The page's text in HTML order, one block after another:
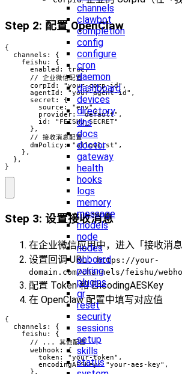
channels
clawbot
completion
config
configure
cron
daemon
dashboard
devices
directory
dns
docs
doctor
gateway
health
hooks
logs
memory
message
models
node
nodes
onboard
pairing
plugins
qr
reset
security
sessions
setup
skills
status
Step 2: 配置 OpenClaw
{
  channels: {
    feishu: {
      enabled: true,
      // 企业微信配置
      corpId: "your-corp-id",
      agentId: "your-agent-id",
      secret: {
        source: "env",
        provider: "default",
        id: "FEISHU_SECRET"
      },
      // 接收消息配置
      dmPolicy: "allowlist",
    },
  },
}
Step 3: 设置接收消息
在企业微信应用中，进入「接收消息
设置回调 URL：https://your-
domain.com/channels/feishu/
配置 Token 和 EncodingAESKey
在 OpenClaw 配置中填写对应值
{
  channels: {
    feishu: {
      // ... 其他配置
      webhook: {
        token: "your-token",
        encodingAESKey: "your-aes-key",
      },